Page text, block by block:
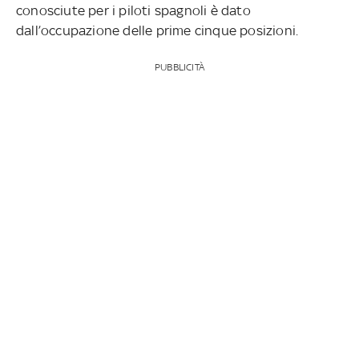
conosciute per i piloti spagnoli è dato
dall’occupazione delle prime cinque posizioni.
PUBBLICITÀ